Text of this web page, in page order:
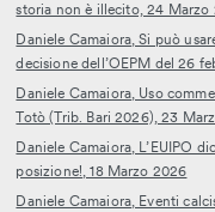
storia non è illecito, 24 Marzo
Daniele Camaiora, Si può
decisione dell’OEPM del 26
Daniele Camaiora, Uso
Totò (Trib. Bari 2026), 23
Daniele Camaiora, L’EUIPO
posizione!, 18 Marzo 2026
Daniele Camaiora, Eventi